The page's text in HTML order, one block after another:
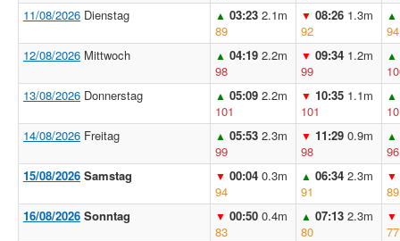
11/08/2026 Dienstag ▲ 03:23 2.1m
89
▼ 08:26 1.3m
92
▲
94
12/08/2026 Mittwoch ▲ 04:19 2.2m
98
▼ 09:34 1.2m
99
▲
13/08/2026 Donnerstag ▲ 05:09 2.2m
101
▼ 10:35 1.1m
101
▲
14/08/2026 Freitag ▲ 05:53 2.3m
99
▼ 11:29 0.9m
98
▲
96
15/08/2026 Samstag ▼ 00:04 0.3m
94
▲ 06:34 2.3m
91
▼
89
16/08/2026 Sonntag ▼ 00:50 0.4m
83
▲ 07:13 2.3m
80
▼
77